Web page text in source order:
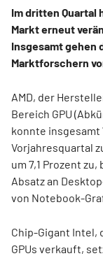
Im dritten Quartal
Markt erneut
Insgesamt gehen
Marktforschern
AMD, der
Bereich GPU
konnte insgesamt
Vorjahresquartal
um 7,1 Prozent
Absatz an
von Notebook-
Chip-Gigant Intel,
GPUs verkauft,